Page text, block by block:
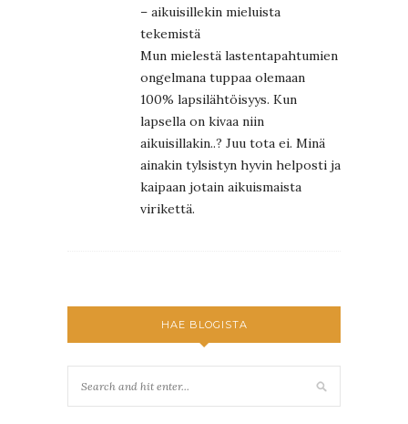
– aikuisillekin mieluista
tekemistä
Mun mielestä lastentapahtumien
ongelmana tuppaa olemaan
100% lapsilähtöisyys. Kun
lapsella on kivaa niin
aikuisillakin..? Juu tota ei. Minä
ainakin tylsistyn hyvin helposti ja
kaipaan jotain aikuismaista
virikettä.
HAE BLOGISTA